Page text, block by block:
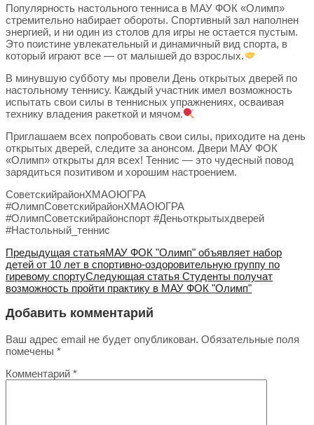
Популярность настольного тенниса в МАУ ФОК «Олимп»
стремительно набирает обороты. Спортивный зал наполнен
энергией, и ни один из столов для игры не остается пустым.
Это поистине увлекательный и динамичный вид спорта, в
который играют все — от малышей до взрослых.
В минувшую субботу мы провели День открытых дверей по
настольному теннису. Каждый участник имел возможность
испытать свои силы в теннисных упражнениях, осваивая
технику владения ракеткой и мячом.
Приглашаем всех попробовать свои силы, приходите на день
открытых дверей, следите за анонсом. Двери МАУ ФОК
«Олимп» открыты для всех! Теннис — это чудесный повод
зарядиться позитивом и хорошим настроением.
СоветскийрайонХМАОЮГРА
#ОлимпСоветскийрайонХМАОЮГРА
#ОлимпСоветскийрайонспорт #Деньоткрытыхдверей
#Настольный_теннис
Предыдущая статьяМАУ ФОК "Олимп" объявляет набор
детей от 10 лет в спортивно-оздоровительную группу по
гиревому спортуСледующая статья Студенты получат
возможность пройти практику в МАУ ФОК "Олимп"
Добавить комментарий
Ваш адрес email не будет опубликован. Обязательные поля
помечены *
Комментарий *